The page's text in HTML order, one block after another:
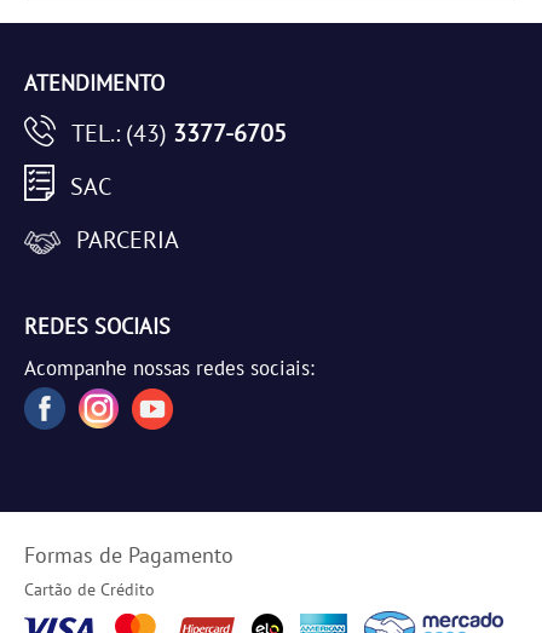
ATENDIMENTO
TEL.: (43) 3377-6705
SAC
PARCERIA
REDES SOCIAIS
Acompanhe nossas redes sociais:
Formas de Pagamento
Cartão de Crédito